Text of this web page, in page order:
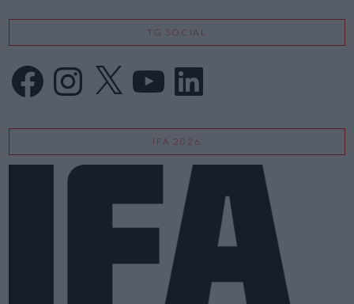
TG SOCIAL
FacebookInstagram
X LinkedIn
IFA 2026